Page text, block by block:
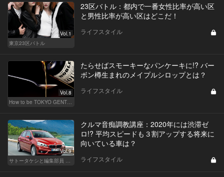
Vol.1
東京23区バトル
23区バトル：都内で一番女性比率が高い区
と男性比率が高い区はどこだ！
ライフスタイル
Vol.8
たらせばスモーキーなパンケーキに!? バー
ボン樽生まれのメイプルシロップとは？
ライフスタイル
Vol.9
サトータケシと編集部員 船山の"CAR GENTSへの道"
クルマ音痴調教講座：2020年には渋滞ゼ
ロ!? 平均スピードも３割アップする将来に
向いている車は？
ライフスタイル